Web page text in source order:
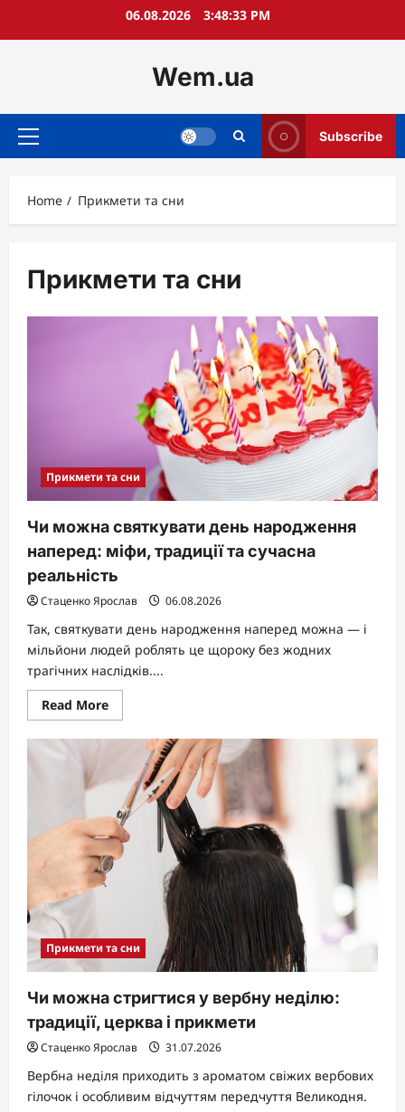
06.08.2026 3:48:34 PM
Wem.ua
Primary
Subscribe
Home Прикмети та сни
Прикмети та сни
Прикмети та сни
Чи можна святкувати день народження
наперед: міфи, традиції та сучасна
реальність
Стаценко Ярослав 06.08.2026
Так, святкувати день народження наперед можна — і
мільйони людей роблять це щороку без жодних
трагічних наслідків....
Read MoreRead
more
Чи
можна
святкувати
день
народження
наперед:
міфи,
традиції
та
сучасна
реальність
Прикмети та сни
Чи можна стригтися у вербну неділю:
традиції, церква і прикмети
Стаценко Ярослав 31.07.2026
Вербна неділя приходить з ароматом свіжих вербових
гілочок і особливим відчуттям передчуття Великодня.